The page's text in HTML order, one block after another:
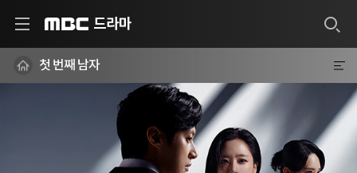
드라마
첫 번째 남자